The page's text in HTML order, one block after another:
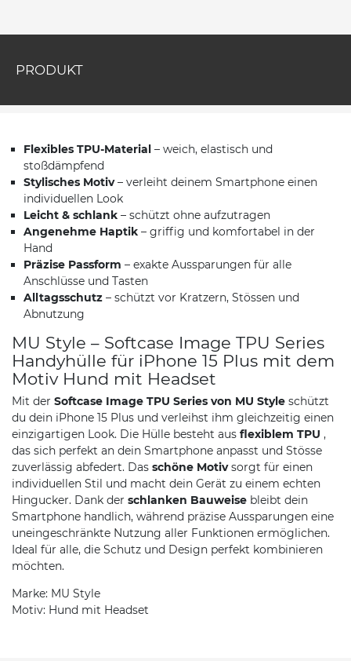
PRODUKT
Flexibles TPU-Material – weich, elastisch und
stoßdämpfend
Stylisches Motiv– verleiht deinem Smartphone einen
individuellen Look
Leicht & schlank – schützt ohne aufzutragen
Angenehme Haptik – griffig und komfortabel in der
Hand
Präzise Passform – exakte Aussparungen für alle
Anschlüsse und Tasten
Alltagsschutz – schützt vor Kratzern, Stössen und
Abnutzung
MU Style – Softcase Image TPU Series
Handyhülle für iPhone 15 Plus mit dem
Motiv Hund mit Headset
Mit der Softcase Image TPU Series von MU Style schützt
du dein iPhone 15 Plus und verleihst ihm gleichzeitig einen
einzigartigen Look. Die Hülle besteht aus flexiblem TPU ,
das sich perfekt an dein Smartphone anpasst und Stösse
zuverlässig abfedert. Das schöne Motivsorgt für einen
individuellen Stil und macht dein Gerät zu einem echten
Hingucker. Dank der schlanken Bauweise bleibt dein
Smartphone handlich, während präzise Aussparungen eine
uneingeschränkte Nutzung aller Funktionen ermöglichen.
Ideal für alle, die Schutz und Design perfekt kombinieren
möchten.
Marke: MU Style
Motiv: Hund mit Headset